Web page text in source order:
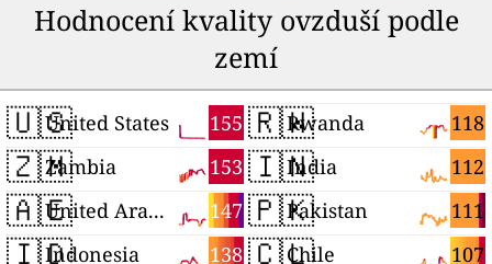
Hodnocení kvality ovzduší podle
zemí
🇺🇸 155
United States
🇿🇲 153
Zambia
🇦🇪 147
United Arab Emirates
🇮🇩 138
Indonesia
🇷🇼 118
Rwanda
🇮🇳 112
India
🇵🇰 111
Pakistan
🇨🇱 107
Chile